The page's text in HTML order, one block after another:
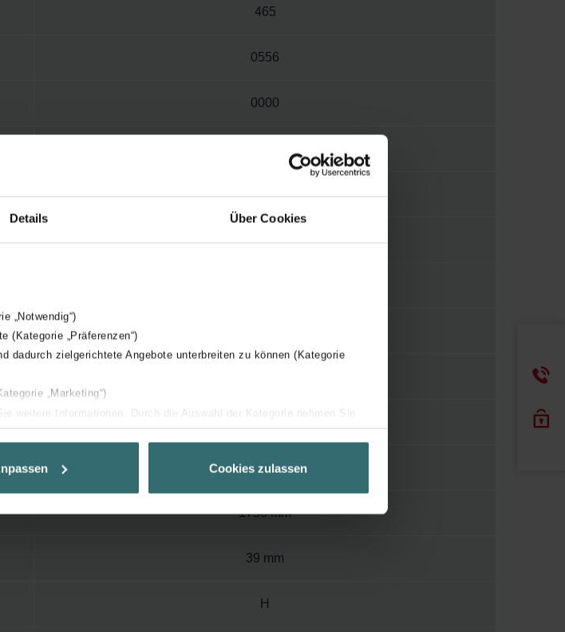
Details Über Cookies
„Notwendig“)
(Kategorie „Präferenzen“)
dadurch zielgerichtete Angebote unterbreiten zu können (Kategorie
„Marketing“)
weitere Informationen. Durch die Auswahl der Kategorie nehmen Sie
zu ermöglichen und Ihnen maßgeschneiderte Informationen
können Sie selbstverständlich über einen Link in der
Cookies zulassen
465
0556
0000
S012
1/2"
600 mm
1750 mm
39 mm
H